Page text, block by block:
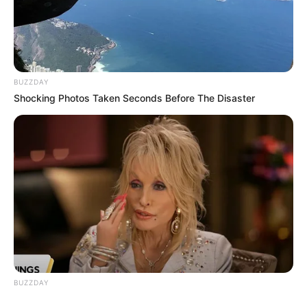
BUZZDAY
Shocking Photos Taken Seconds Before The Disaster
BUZZDAY